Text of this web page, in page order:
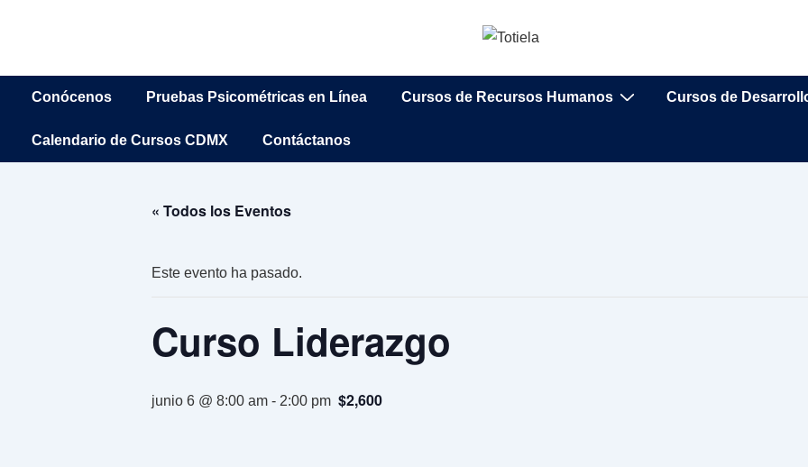
Navegación
Conócenos Pruebas Psicométricas en Línea Cursos de Recursos Humanos Cursos de
Calendario de Cursos CDMX Contáctanos
« Todos los Eventos
Este evento ha pasado.
Curso Liderazgo
junio 6 @ 8:00 am - 2:00 pm $2,600